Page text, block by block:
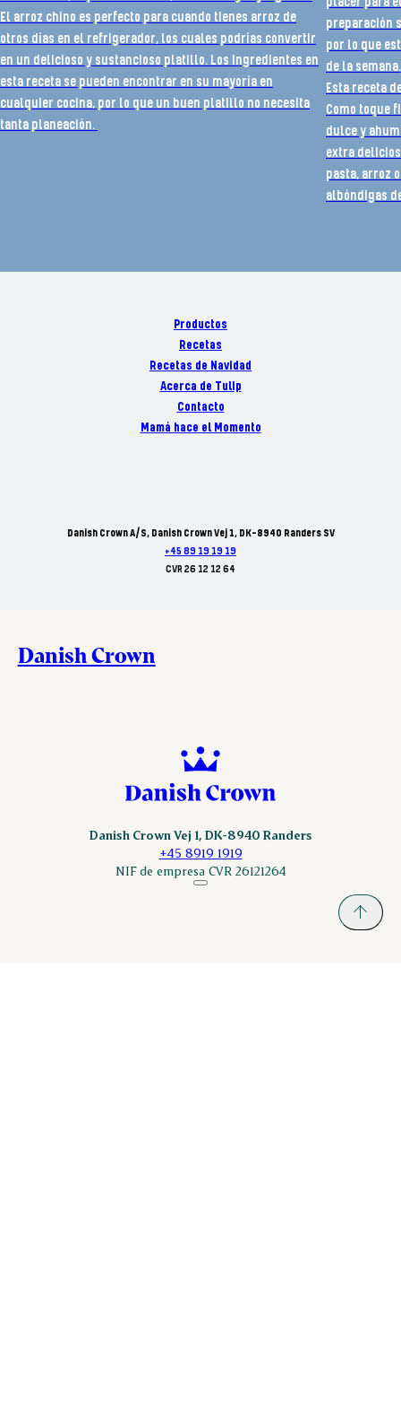
El arroz chino es perfecto para cuando tienes arroz de
otros días en el refrigerador, los cuales podrías convertir
en un delicioso y sustancioso platillo. Los ingredientes en
esta receta se pueden encontrar en su mayoría en
cualquier cocina, por lo que un buen platillo no necesita
tanta planeación.
preparación
por lo que
de la semana.
Esta receta
Como toque
dulce y
extra
pasta, arroz
albóndigas
Productos
Recetas
Recetas de Navidad
Acerca de Tulip
Contacto
Mamá hace el Momento
Danish Crown A/S, Danish Crown Vej 1, DK-8940 Randers SV
+45 89 19 19 19
CVR 26 12 12 64
Danish Crown
Danish Crown Vej 1, DK-8940 Randers
+45 8919 1919
NIF de empresa CVR 26121264